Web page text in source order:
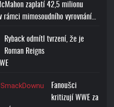
zaplatí 42,5 milionu
rámci mimosoudního vyrovnání…
Ryback odmítl tvrzení, že je
Roman Reigns
Fanoušci
kritizují WWE za